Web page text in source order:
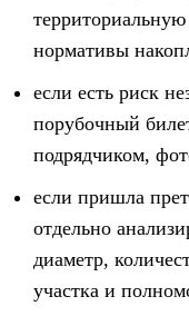
нормативы
если есть риск
порубочный
подрядчиком,
если пришла
отдельно
диаметр,
участка и